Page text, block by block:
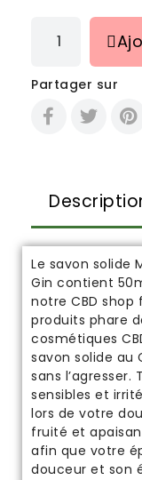
Partager sur
Le savon solide
Gin contient
notre CBD shop
produits phare
cosmétiques
savon solide au
sans
sensibles et
lors de votre
fruité et
afin que votre
douceur et son